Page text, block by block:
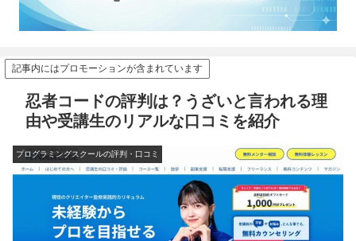
記事内にはプロモーションが含まれています
忍者コードの評判は？うざいと言われる理
由や受講生のリアルな口コミを紹介
プログラミングスクールの評判・口コミ